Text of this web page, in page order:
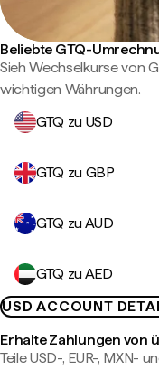
Beliebte GTQ-
Sieh Wechselkurse von
wichtigen Währungen.
GTQ zu USD
GTQ zu GBP
GTQ zu AUD
GTQ zu AED
USD ACCOUNT
Erhalte Zahlungen von
Teile USD-, EUR-, MXN-